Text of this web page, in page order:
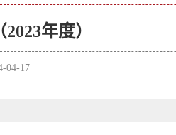
年度）
04-17